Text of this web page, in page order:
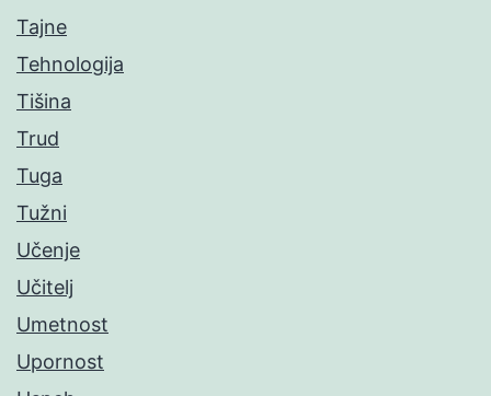
Tajne
Tehnologija
Tišina
Trud
Tuga
Tužni
Učenje
Učitelj
Umetnost
Upornost